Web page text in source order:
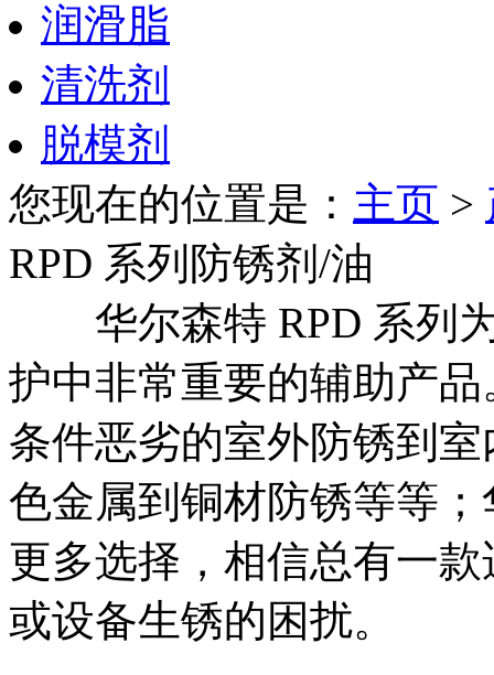
润滑脂
清洗剂
脱模剂
您现在的位置是： 主页 >
RPD 系列防锈剂/油
华尔森特 RPD 系列为
护中非常重要的辅助产
条件恶劣的室外防锈到
色金属到铜材防锈等等
更多选择，相信总有一
或设备生锈的困扰。